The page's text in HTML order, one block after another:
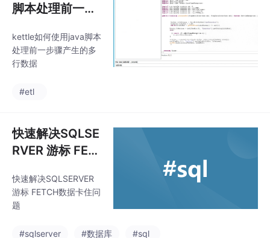
脚本处理前一步
据 findInfoRow
Set info_strea
kettle如何使用java脚本
处理前一步骤产生的多
行数据
#etl
快速解决SQLSE
RVER 游标 FET
题
快速解决SQLSERVER
游标 FETCH数据卡住问
题
#sqlserver #数据库 #sql